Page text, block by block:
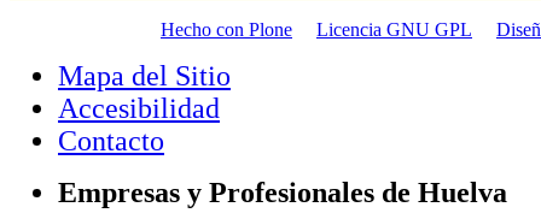
Hecho con Plone Licencia GNU GPL
Mapa del Sitio
Accesibilidad
Contacto
Empresas y Profesionales de Huelva